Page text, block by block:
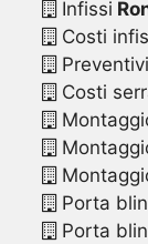
Infissi
Costi
Costi
Porta
Porta